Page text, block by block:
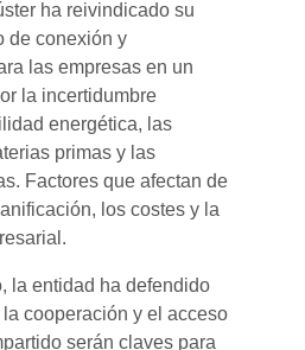
ha reivindicado su
de conexión y
las empresas en un
la incertidumbre
energética, las
primas y las
Factores que afectan de
los costes y la
la entidad ha defendido
cooperación y el acceso
serán claves para